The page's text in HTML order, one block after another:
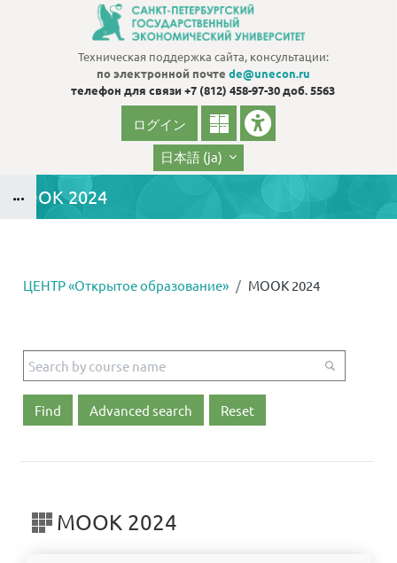
メインコンテンツへスキップする
Техническая поддержка сайта, консультации:
по электронной почте de@unecon.ru
телефон для связи+7 (812) 458-97-30 доб. 5563
ログイン
日本語 ‎(ja)‎
МООК 2024
ЦЕНТР «Открытое образование» МООК 2024
Advanced search
МООК 2024